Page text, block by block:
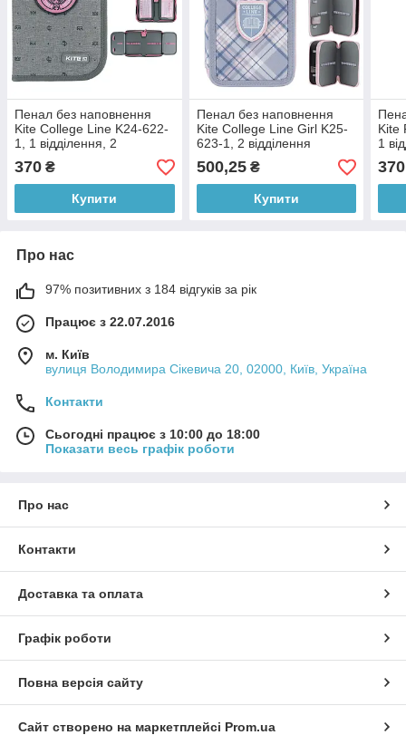
Пенал без наповнення
Kite College Line K24-622-
1, 1 відділення, 2
відвороти
370 ₴
Купити
Пенал без наповнення
Kite College Line Girl K25-
623-1, 2 відділення
500,25₴
Купити
Kite
1
370
Про нас
97% позитивних з 184 відгуків за рік
Працює з 22.07.2016
м. Київ
вулиця Володимира Сікевича 20, 02000, Київ, Україна
Контакти
Сьогодні працює з 10:00 до 18:00
Показати весь графік роботи
Про нас
Контакти
Доставка та оплата
Графік роботи
Повна версія сайту
Сайт створено на маркетплейсі Prom.ua